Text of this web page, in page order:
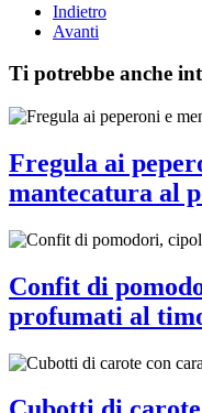
Indietro
Avanti
Ti potrebbe anche
Fregula ai
mantecatura al
Confit di
profumati al